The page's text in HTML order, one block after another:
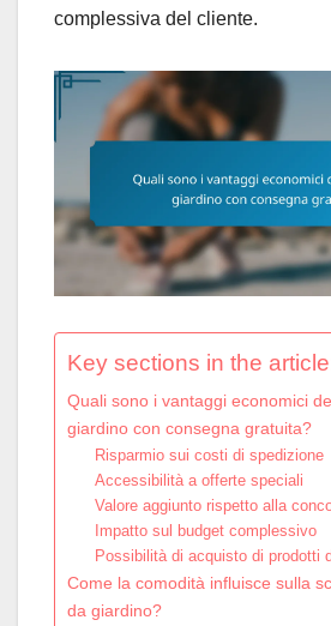
complessiva del cliente.
Key sections in the
Quali sono i vantaggi economici
giardino con consegna gratuita?
Risparmio sui costi di spedizione
Accessibilità a offerte speciali
Valore aggiunto rispetto alla
Impatto sul budget complessivo
Possibilità di acquisto di prodotti
Come la comodità influisce sulla
da giardino?